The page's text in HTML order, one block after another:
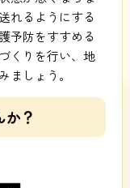
れるようにする
予防をすすめる
くりを行い、地
ましょう。
か？